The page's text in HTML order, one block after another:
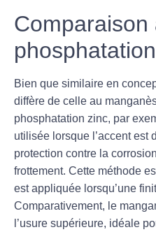
Comparaison
Bien que similaire en
diffère de celle au
phosphatation zinc, par
utilisée lorsque l’accent est
protection contre la
frottement. Cette méthode
est appliquée lorsqu’une
Comparativement, le
l’usure supérieure, idéale